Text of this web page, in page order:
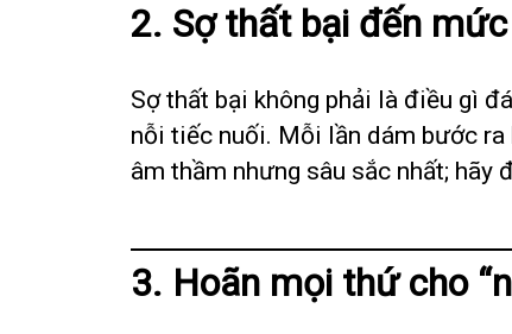
2. Sợ thất bại đến
Sợ thất bại không phải là điều gì
nỗi tiếc nuối. Mỗi lần dám bước ra
âm thầm nhưng sâu sắc nhất; hãy
3. Hoãn mọi thứ cho